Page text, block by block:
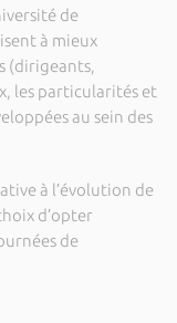
de
à mieux
(dirigeants,
les particularités et
au sein des
à l’évolution de
d’opter
de